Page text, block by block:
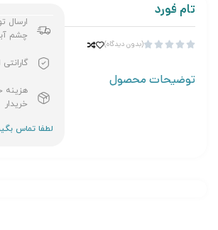
تام فورد




(بدون دیدگاه)
توضیحات محصول
ارسال
چشم
هزینه
خریدار